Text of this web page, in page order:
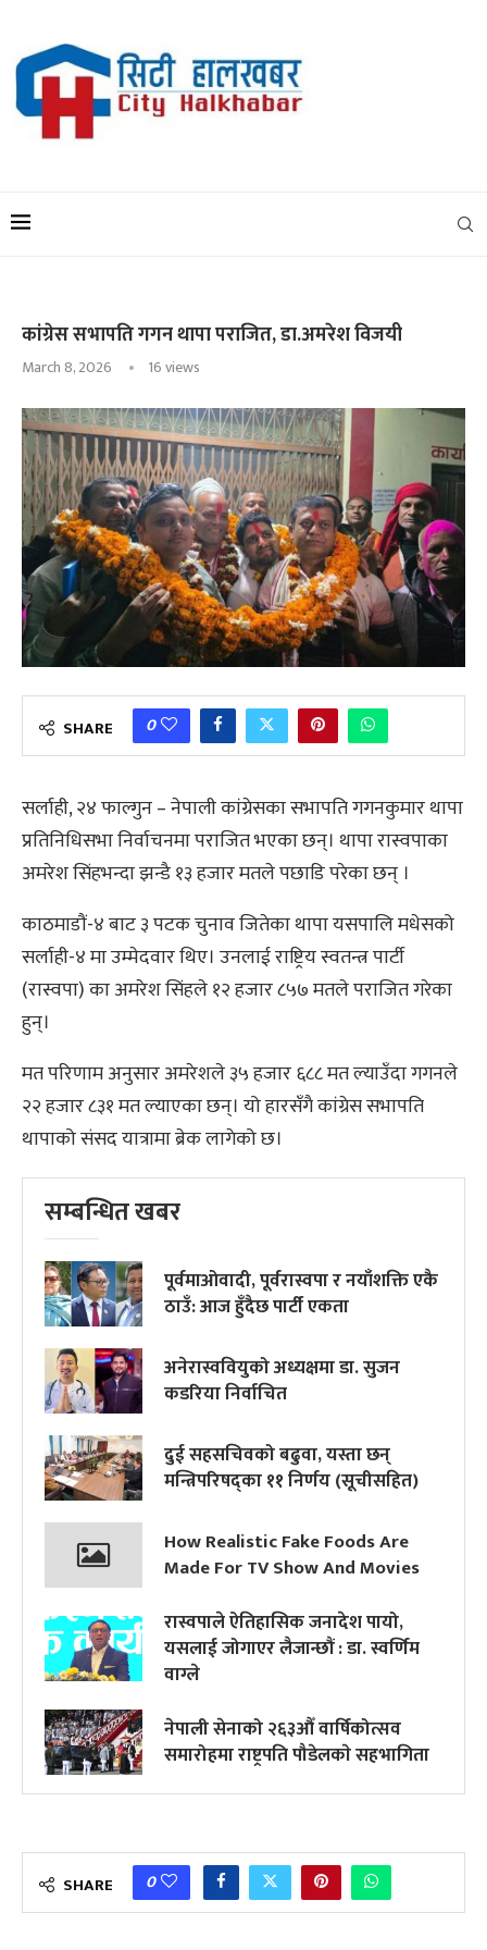
कांग्रेस सभापति गगन थापा पराजित, डा.अमरेश विजयी
March 8, 2026 16views
SHARE 0
सर्लाही, २४ फाल्गुन – नेपाली कांग्रेसका सभापति गगनकुमार थापा
प्रतिनिधिसभा निर्वाचनमा पराजित भएका छन्। थापा रास्वपाका
अमरेश सिंहभन्दा झन्डै १३ हजार मतले पछाडि परेका छन् ।
काठमाडौं-४ बाट ३ पटक चुनाव जितेका थापा यसपालि मधेसको
सर्लाही-४ मा उम्मेदवार थिए। उनलाई राष्ट्रिय स्वतन्त्र पार्टी
(रास्वपा) का अमरेश सिंहले १२ हजार ८५७ मतले पराजित गरेका
हुन्।
मत परिणाम अनुसार अमरेशले ३५ हजार ६८८ मत ल्याउँदा गगनले
२२ हजार ८३१ मत ल्याएका छन्। यो हारसँगै कांग्रेस सभापति
थापाको संसद यात्रामा ब्रेक लागेको छ।
सम्बन्धित खबर
पूर्वमाओवादी, पूर्वरास्वपा र नयाँशक्ति एकै
ठाउँ: आज हुँदैछ पार्टी एकता
अनेरास्ववियुको अध्यक्षमा डा. सुजन
कडरिया निर्वाचित
दुई सहसचिवको बढुवा, यस्ता छन्
मन्त्रिपरिषद्का ११ निर्णय (सूचीसहित)
How Realistic Fake Foods Are
Made For TV Show And Movies
रास्वपाले ऐतिहासिक जनादेश पायो,
यसलाई जोगाएर लैजान्छौं : डा. स्वर्णिम
वाग्ले
नेपाली सेनाको २६३औँ वार्षिकोत्सव
समारोहमा राष्ट्रपति पौडेलकाे सहभागिता
SHARE 0